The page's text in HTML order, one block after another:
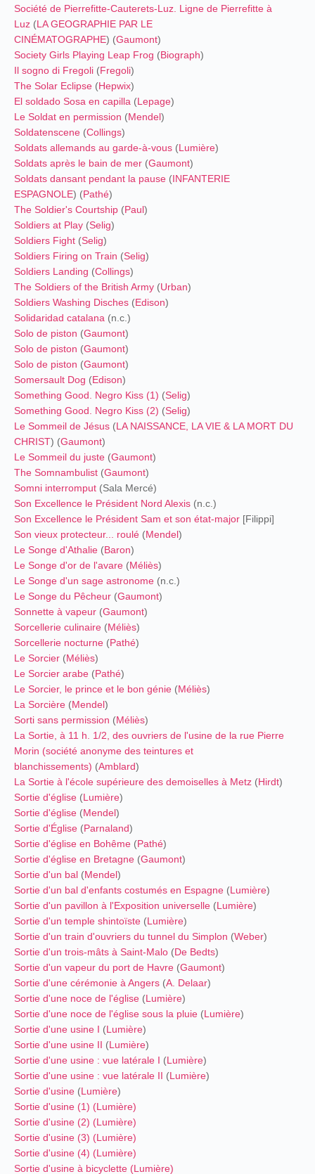
Société de Pierrefitte-Cauterets-Luz. Ligne de Pierrefitte à
Luz (LA GEOGRAPHIE PAR LE
CINÉMATOGRAPHE) (Gaumont)
Society Girls Playing Leap Frog (Biograph)
Il sogno di Fregoli (Fregoli)
The Solar Eclipse (Hepwix)
El soldado Sosa en capilla (Lepage)
Le Soldat en permission (Mendel)
Soldatenscene (Collings)
Soldats allemands au garde-à-vous (Lumière)
Soldats après le bain de mer (Gaumont)
Soldats dansant pendant la pause (INFANTERIE
ESPAGNOLE) (Pathé)
The Soldier's Courtship (Paul)
Soldiers at Play (Selig)
Soldiers Fight (Selig)
Soldiers Firing on Train (Selig)
Soldiers Landing (Collings)
The Soldiers of the British Army (Urban)
Soldiers Washing Disches (Edison)
Solidaridad catalana (n.c.)
Solo de piston (Gaumont)
Solo de piston (Gaumont)
Solo de piston (Gaumont)
Somersault Dog (Edison)
Something Good. Negro Kiss (1) (Selig)
Something Good. Negro Kiss (2) (Selig)
Le Sommeil de Jésus (LA NAISSANCE, LA VIE & LA MORT DU
CHRIST) (Gaumont)
Le Sommeil du juste (Gaumont)
The Somnambulist (Gaumont)
Somni interromput (Sala Mercé)
Son Excellence le Président Nord Alexis (n.c.)
Son Excellence le Président Sam et son état-major [Filippi]
Son vieux protecteur... roulé (Mendel)
Le Songe d'Athalie (Baron)
Le Songe d'or de l'avare (Méliès)
Le Songe d'un sage astronome (n.c.)
Le Songe du Pêcheur (Gaumont)
Sonnette à vapeur (Gaumont)
Sorcellerie culinaire (Méliès)
Sorcellerie nocturne (Pathé)
Le Sorcier (Méliès)
Le Sorcier arabe (Pathé)
Le Sorcier, le prince et le bon génie (Méliès)
La Sorcière (Mendel)
Sorti sans permission (Méliès)
La Sortie, à 11 h. 1/2, des ouvriers de l'usine de la rue Pierre
Morin (société anonyme des teintures et
blanchissements) (Amblard)
La Sortie à l'école supérieure des demoiselles à Metz (Hirdt)
Sortie d'église (Lumière)
Sortie d'église (Mendel)
Sortie d'Église (Parnaland)
Sortie d'église en Bohême (Pathé)
Sortie d'église en Bretagne (Gaumont)
Sortie d'un bal (Mendel)
Sortie d'un bal d'enfants costumés en Espagne (Lumière)
Sortie d'un pavillon à l'Exposition universelle (Lumière)
Sortie d'un temple shintoïste (Lumière)
Sortie d'un train d'ouvriers du tunnel du Simplon (Weber)
Sortie d'un trois-mâts à Saint-Malo (De Bedts)
Sortie d'un vapeur du port de Havre (Gaumont)
Sortie d'une cérémonie à Angers (A. Delaar)
Sortie d'une noce de l'église (Lumière)
Sortie d'une noce de l'église sous la pluie (Lumière)
Sortie d'une usine I (Lumière)
Sortie d'une usine II (Lumière)
Sortie d'une usine : vue latérale I (Lumière)
Sortie d'une usine : vue latérale II (Lumière)
Sortie d'usine (Lumière)
Sortie d'usine (1) (Lumière)
Sortie d'usine (2) (Lumière)
Sortie d'usine (3) (Lumière)
Sortie d'usine (4) (Lumière)
Sortie d'usine à bicyclette (Lumière)